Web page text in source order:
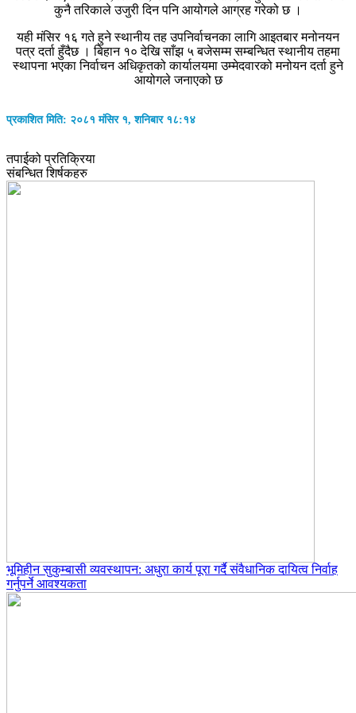
कुनै तरिकाले उजुरी दिन पनि आयोगले आग्रह गरेको छ ।
यही मंसिर १६ गते हुने स्थानीय तह उपनिर्वाचनका लागि आइतबार मनोनयन
पत्र दर्ता हुँदैछ । बिहान १० देखि साँझ ५ बजेसम्म सम्बन्धित स्थानीय तहमा
स्थापना भएका निर्वाचन अधिकृतको कार्यालयमा उम्मेदवारको मनोयन दर्ता हुने
आयोगले जनाएको छ
प्रकाशित मिति: २०८१ मंसिर १, शनिबार १८:१४
तपाईको प्रतिक्रिया
संबन्धित शिर्षकहरु
भूमिहीन सुकुम्बासी व्यवस्थापन: अधुरा कार्य पूरा गर्दै संवैधानिक दायित्व निर्वाह
गर्नुपर्ने आवश्यकता